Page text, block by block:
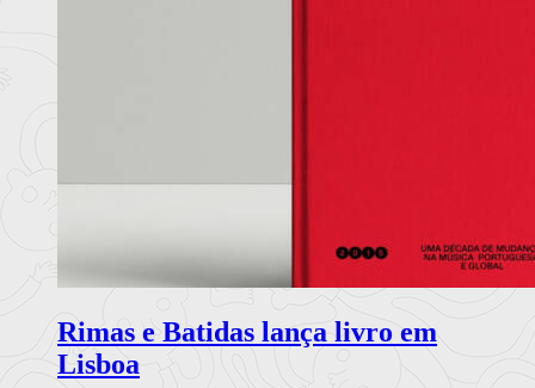
Rimas e Batidas lança livro em
Lisboa